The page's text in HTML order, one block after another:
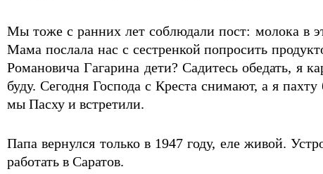
Мы тоже с ранних лет соблюдали пост: молока в
Мама послала нас с сестренкой попросить
Романовича Гагарина дети? Садитесь обедать, я
буду. Сегодня Господа с Креста снимают, а я
мы Пасху и встретили.
Папа вернулся только в 1947 году, еле живой.
работать в Саратов.